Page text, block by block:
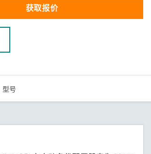
获取报价
型号